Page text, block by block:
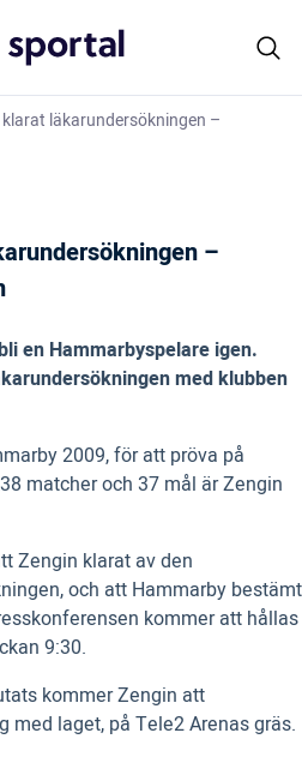
läkarundersökningen –
–
en Hammarbyspelare igen.
med klubben
2009, för att pröva på
matcher och 37 mål är Zengin
Zengin klarat av den
och att Hammarby bestämt
kommer att hållas
9:30.
kommer Zengin att
laget, på Tele2 Arenas gräs.